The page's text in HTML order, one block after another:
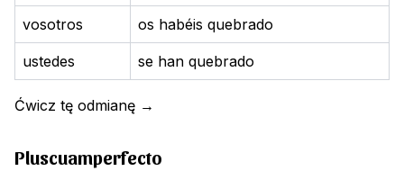
vosotros os habéis quebrado
ustedes se han quebrado
Ćwicz tę odmianę →
Pluscuamperfecto